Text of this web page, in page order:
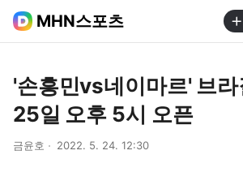
MHN스포츠
'손흥민vs네이마르' 브
25일 오후 5시 오픈
금윤호 2022. 5. 24. 12:30